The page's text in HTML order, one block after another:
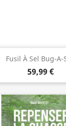
Fusil À Sel Bug-A-
59,99 €
Vista